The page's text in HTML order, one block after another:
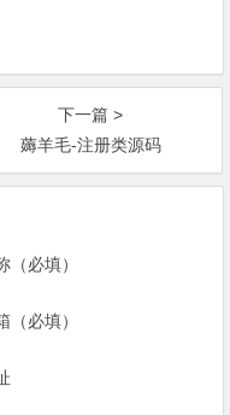
下一篇 >
薅羊毛-注册类源码
（必填）
（必填）